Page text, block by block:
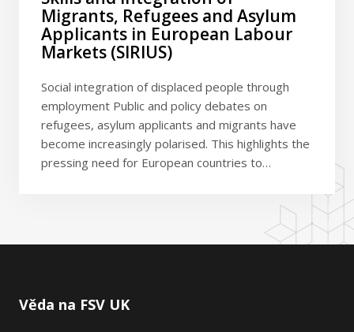
Migrants, Refugees and Asylum
Applicants in European Labour
Markets (SIRIUS)
Social integration of displaced people through
employment Public and policy debates on
refugees, asylum applicants and migrants have
become increasingly polarised. This highlights the
pressing need for European countries to…
Věda na FSV UK